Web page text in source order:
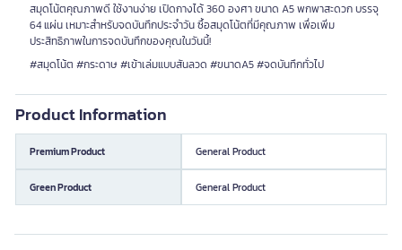
สมุดโน้ตคุณภาพดี ใช้งานง่าย เปิดกางได้ 360 องศา ขนาด A5 พกพาสะดวก บรรจุ
64 แผ่น เหมาะสำหรับจดบันทึกประจำวัน ซื้อสมุดโน้ตที่มีคุณภาพ เพื่อเพิ่ม
ประสิทธิภาพในการจดบันทึกของคุณในวันนี้!
#สมุดโน้ต #กระดาษ #เข้าเล่มแบบสันลวด #ขนาดA5 #จดบันทึกทั่วไป
Product Information
Premium Product General Product
Green Product General Product